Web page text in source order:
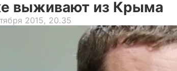
выживают из Крыма
2015, 20.35